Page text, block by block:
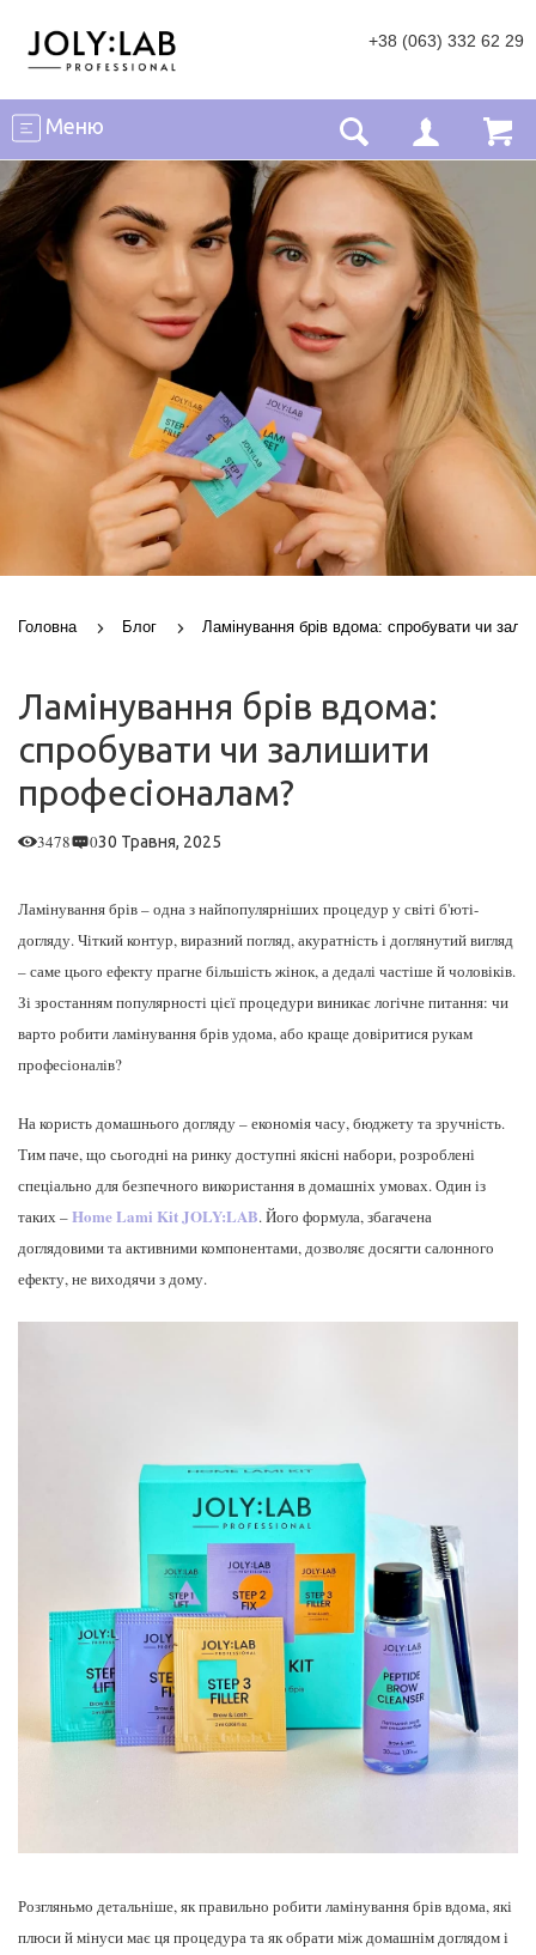
+38 (063) 332 62 29
Меню
Головна Блог Ламінування брів вдома: спробувати чи
Ламінування брів вдома:
спробувати чи залишити
професіоналам?
3478 030 Травня, 2025
Ламінування брів – одна з найпопулярніших процедур у світі б'юті-
догляду. Чіткий контур, виразний погляд, акуратність і доглянутий вигляд
– саме цього ефекту прагне більшість жінок, а дедалі частіше й чоловіків.
Зі зростанням популярності цієї процедури виникає логічне питання: чи
варто робити ламінування брів удома, або краще довіритися рукам
професіоналів?
На користь домашнього догляду – економія часу, бюджету та зручність.
Тим паче, що сьогодні на ринку доступні якісні набори, розроблені
спеціально для безпечного використання в домашніх умовах. Один із
таких –Home Lami Kit JOLY:LAB. Його формула, збагачена
доглядовими та активними компонентами, дозволяє досягти салонного
ефекту, не виходячи з дому.
Розгляньмо детальніше, як правильно робити ламінування брів вдома, які
плюси й мінуси має ця процедура та як обрати між домашнім доглядом і